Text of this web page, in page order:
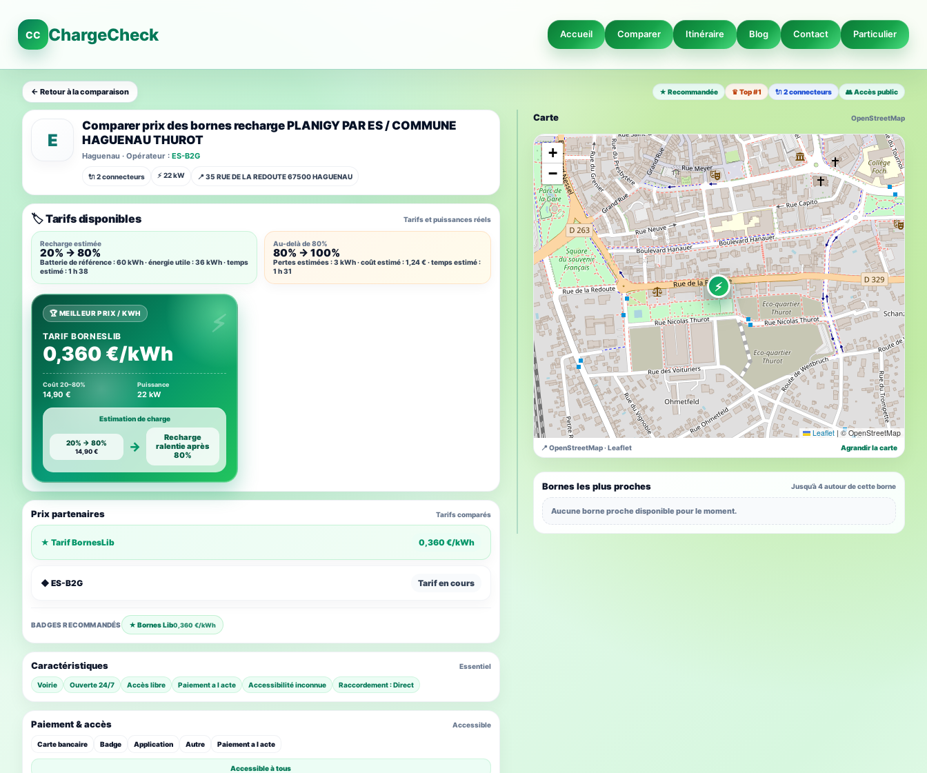
CC ChargeCheck Accueil Comparer Itinéraire Blog Contact Particulier
← Retour à la comparaison ★ Recommandée ♛ Top #1 🔌 2 connecteurs 👥 Accès public
E
Comparer prix des bornes recharge PLANIGY PAR ES / COMMUNE
HAGUENAU THUROT
Haguenau · Opérateur : ES-B2G
🔌 2 connecteurs ⚡ 22 kW 📍 35 RUE DE LA REDOUTE 67500 HAGUENAU
Carte OpenStreetMap
⚡
+
−
Leaflet | © OpenStreetMap
📍 OpenStreetMap · Leaflet Agrandir la carte
Bornes les plus proches Jusqu’à 4 autour de cette borne
Aucune borne proche disponible pour le moment.
🏷️ Tarifs disponibles Tarifs et puissances réels
Recharge estimée
20% → 80%
Batterie de référence : 60 kWh · énergie utile : 36 kWh · temps
estimé : 1 h 38
Au-delà de 80%
80% → 100%
Pertes estimées : 3 kWh · coût estimé : 1,24 € · temps estimé :
1 h 31
🏆 MEILLEUR PRIX / KWH
TARIF BORNESLIB
0,360 €/kWh
Coût 20–80%
14,90 €
Puissance
22 kW
Estimation de charge
20% → 80%
14,90 € →
Recharge
ralentie après
80%
Prix partenaires Tarifs comparés
★ Tarif BornesLib 0,360 €/kWh
◆ ES-B2G Tarif en cours
BADGES RECOMMANDÉS ★ Bornes Lib0,360 €/kWh
Caractéristiques Essentiel
Voirie Ouverte 24/7 Accès libre Paiement a l acte Accessibilité inconnue Raccordement : Direct
Paiement & accès Accessible
Carte bancaire Badge Application Autre Paiement a l acte
Accessible à tous